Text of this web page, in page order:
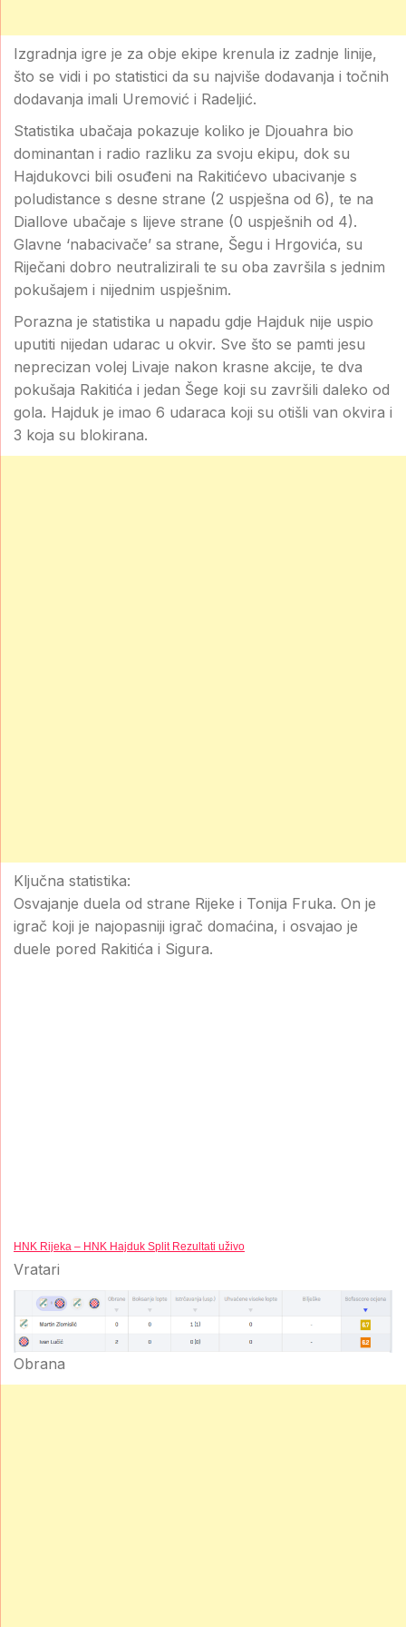
Izgradnja igre je za obje ekipe krenula iz zadnje linije,
što se vidi i po statistici da su najviše dodavanja i točnih
dodavanja imali Uremović i Radeljić.
Statistika ubačaja pokazuje koliko je Djouahra bio
dominantan i radio razliku za svoju ekipu, dok su
Hajdukovci bili osuđeni na Rakitićevo ubacivanje s
poludistance s desne strane (2 uspješna od 6), te na
Diallove ubačaje s lijeve strane (0 uspješnih od 4).
Glavne ‘nabacivače’ sa strane, Šegu i Hrgovića, su
Riječani dobro neutralizirali te su oba završila s jednim
pokušajem i nijednim uspješnim.
Porazna je statistika u napadu gdje Hajduk nije uspio
uputiti nijedan udarac u okvir. Sve što se pamti jesu
neprecizan volej Livaje nakon krasne akcije, te dva
pokušaja Rakitića i jedan Šege koji su završili daleko od
gola. Hajduk je imao 6 udaraca koji su otišli van okvira i
3 koja su blokirana.
Ključna statistika:
Osvajanje duela od strane Rijeke i Tonija Fruka. On je
igrač koji je najopasniji igrač domaćina, i osvajao je
duele pored Rakitića i Sigura.
HNK Rijeka – HNK Hajduk Split Rezultati uživo
Vratari
Obrana